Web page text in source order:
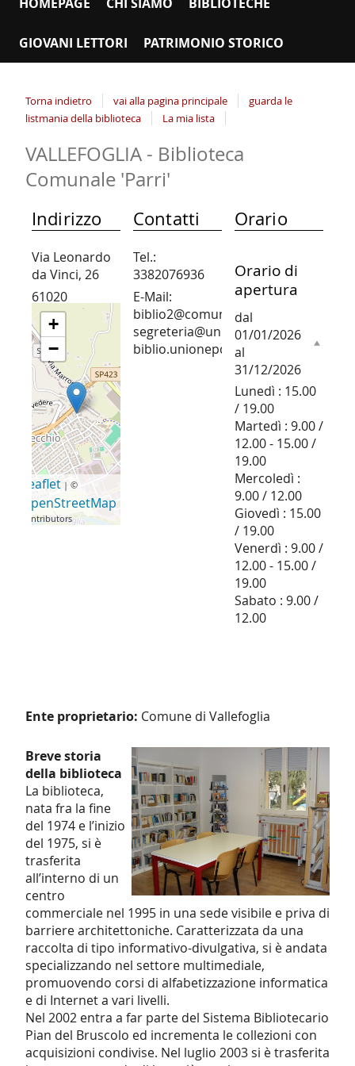
GIOVANI LETTORI PATRIMONIO STORICO
Torna indietro vai alla pagina principale
guarda le
listmania della biblioteca
La mia lista
VALLEFOGLIA - Biblioteca
Comunale 'Parri'
+
−
Leaflet | ©
OpenStreetMap
contributors
Indirizzo
Via Leonardo
da Vinci, 26
61020
Montecchio
Contatti
Tel.:
3382076936
E-Mail:
biblio2@comune.vallefoglia.pu.it;
biblio.unionepdb@provincia.ps.it
Orario
Orario di
apertura
dal
01/01/2026
al
31/12/2026
Lunedì : 15.00
/ 19.00
Martedì : 9.00 /
12.00 - 15.00 /
19.00
Mercoledì :
9.00 / 12.00
Giovedì : 15.00
/ 19.00
Venerdì : 9.00 /
12.00 - 15.00 /
19.00
Sabato : 9.00 /
12.00
Ente proprietario: Comune di Vallefoglia
Breve storia
della biblioteca
La biblioteca,
nata fra la fine
del 1974 e l’inizio
del 1975, si è
trasferita
all’interno di un
centro
commerciale nel 1995 in una sede visibile e priva di
barriere architettoniche. Caratterizzata da una
raccolta di tipo informativo-divulgativa, si è andata
specializzando nel settore multimediale,
promuovendo corsi di alfabetizzazione informatica
e di Internet a vari livelli.
Nel 2002 entra a far parte del Sistema Bibliotecario
Pian del Bruscolo ed incrementa le collezioni con
acquisizioni condivise. Nel luglio 2003 si è trasferita